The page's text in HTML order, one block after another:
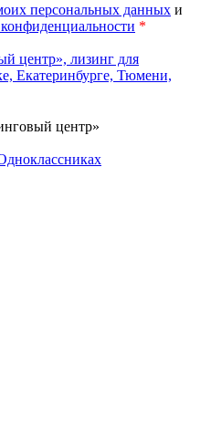
персональных данных и
*
центр»